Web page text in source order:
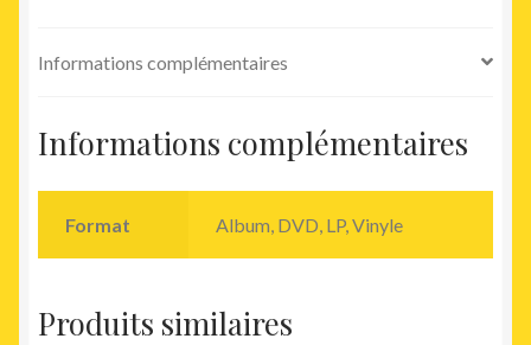
Informations complémentaires
Informations complémentaires
Format Album, DVD, LP, Vinyle
Produits similaires